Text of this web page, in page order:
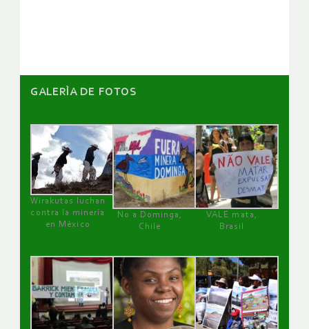
GALERÌA DE FOTOS
Wirakutas luchan
contra la minería
en México
No a Dominga,
Chile
VALE mata,
Brasil